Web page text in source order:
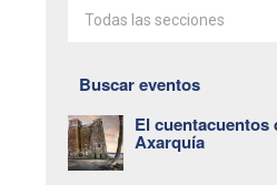
Todas las secciones
Buscar eventos
El cuentacuentos
Axarquía